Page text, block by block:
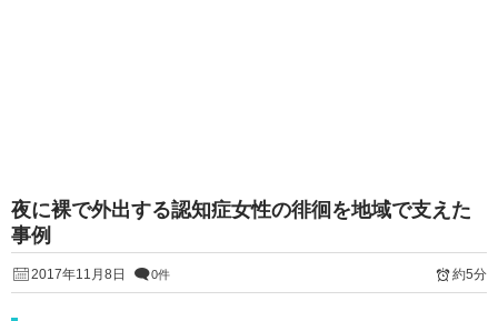
夜に裸で外出する認知症女性の徘徊を地域で支えた
事例
2017年11月8日 0件 約5分